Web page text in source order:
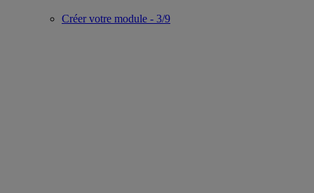
Créer votre module - 3/9